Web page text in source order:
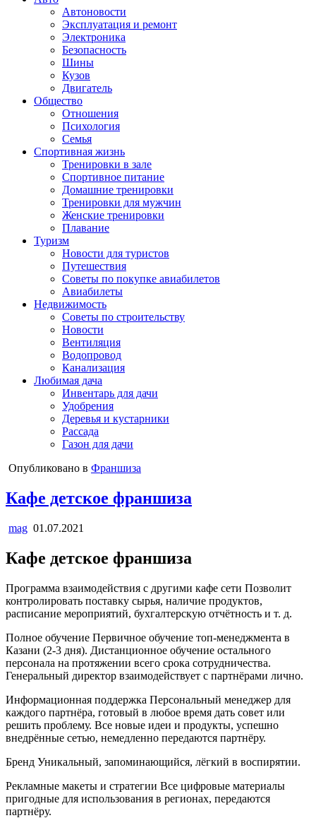
Автоновости
Эксплуатация и ремонт
Электроника
Безопасность
Шины
Кузов
Двигатель
Общество
Отношения
Психология
Семья
Спортивная жизнь
Тренировки в зале
Спортивное питание
Домашние тренировки
Тренировки для мужчин
Женские тренировки
Плавание
Туризм
Новости для туристов
Путешествия
Советы по покупке авиабилетов
Авиабилеты
Недвижимость
Советы по строительству
Новости
Вентиляция
Водопровод
Канализация
Любимая дача
Инвентарь для дачи
Удобрения
Деревья и кустарники
Рассада
Газон для дачи
Опубликовано в Франшиза
Кафе детское франшиза
mag 01.07.2021
Кафе детское франшиза
Программа взаимодействия с другими кафе сети Позволит
контролировать поставку сырья, наличие продуктов,
расписание мероприятий, бухгалтерскую отчётность и т. д.
Полное обучение Первичное обучение топ-менеджмента в
Казани (2-3 дня). Дистанционное обучение остального
персонала на протяжении всего срока сотрудничества.
Генеральный директор взаимодействует с партнёрами лично.
Информационная поддержка Персональный менеджер для
каждого партнёра, готовый в любое время дать совет или
решить проблему. Все новые идеи и продукты, успешно
внедрённые сетью, немедленно передаются партнёру.
Бренд Уникальный, запоминающийся, лёгкий в воспирятии.
Рекламные макеты и стратегии Все цифровые материалы
пригодные для использования в регионах, передаются
партнёру.